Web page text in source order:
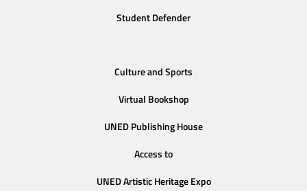
Student Defender
Culture and Sports
Virtual Bookshop
UNED Publishing House
Access to
UNED Artistic Heritage Expo